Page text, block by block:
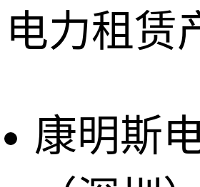
电力租赁
康明斯
惠州租赁服
务
东莞租赁服